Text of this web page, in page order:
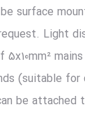
surface
Light
(suitable for
be attached